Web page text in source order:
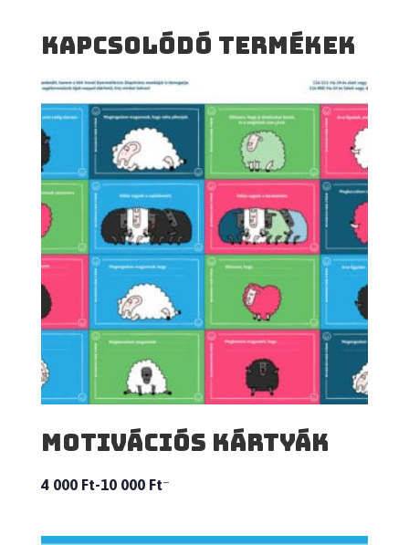
Kapcsolódó termékek
Motivációs kártyák
4 000 Ft –
10 000 Ft